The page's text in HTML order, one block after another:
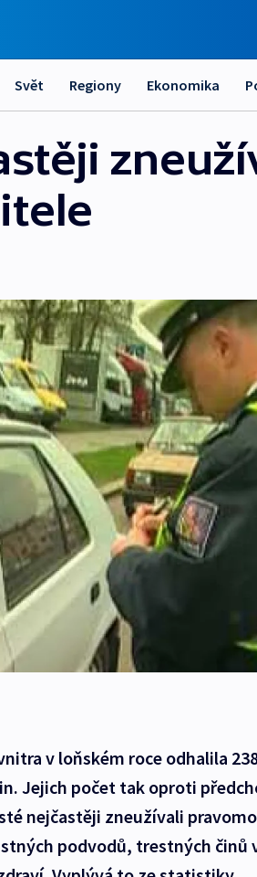
Svět Regiony Ekonomika
v loňském roce odhalila
Jejich počet tak oproti
nejčastěji zneužívali
podvodů, trestných činů